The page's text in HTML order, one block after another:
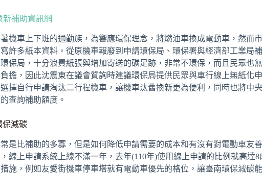
新補助資訊網
機車上下班的通勤族，為響應環保理念，將燃油車換成電動車，然而
許多紙本資料，從原機車報廢到申請環保局、環保署與經濟部工業局
保局，十分浪費紙張與增加寄送的碳足跡，非常不環保，而且民眾也
擔，因此沈震東在議會質詢時建議環保局提供民眾與車行線上無紙化
擇自行申請淘汰二行程機車，讓機車汰舊換新更為便利，同時也將中
查詢補助額度。
保減碳
是比補助的多寡，但是如何降低申請需要的成本和有沒有對電動車友
線上申請系統上線不滿一年，去年(110年)使用線上申請的比例就高達8
施，例如友愛街機車停車塔就有電動車優先的格位，讓臺南環保減碳